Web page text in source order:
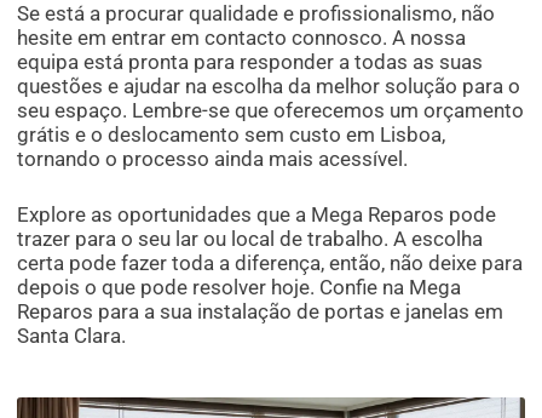
Se está a procurar qualidade e profissionalismo, não
hesite em entrar em contacto connosco. A nossa
equipa está pronta para responder a todas as suas
questões e ajudar na escolha da melhor solução para o
seu espaço. Lembre-se que oferecemos um orçamento
grátis e o deslocamento sem custo em Lisboa,
tornando o processo ainda mais acessível.
Explore as oportunidades que a Mega Reparos pode
trazer para o seu lar ou local de trabalho. A escolha
certa pode fazer toda a diferença, então, não deixe para
depois o que pode resolver hoje. Confie na Mega
Reparos para a sua instalação de portas e janelas em
Santa Clara.